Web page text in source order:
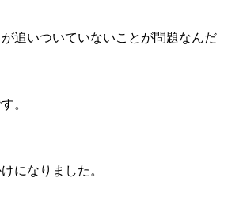
追いついていないことが問題なんだ
。
になりました。